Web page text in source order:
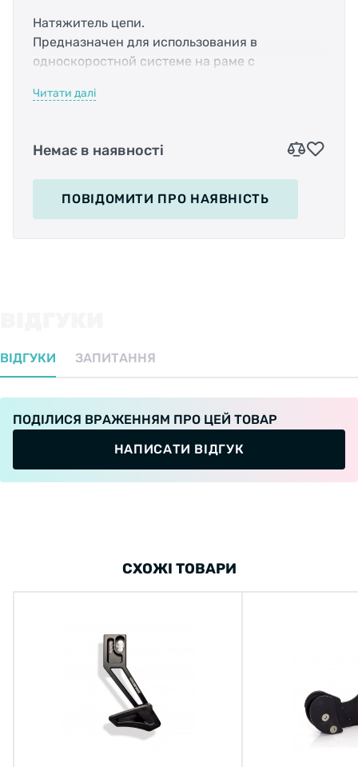
Натяжитель цепи.
Предназначен для использования в
односкоростной системе на раме с
Двухосевой натяжитель эффективно держит
Читати далі
Немає в наявності
ПОВІДОМИТИ ПРО НАЯВНІСТЬ
ВІДГУКИ ЗАПИТАННЯ
ПОДІЛИСЯ ВРАЖЕННЯМ ПРО ЦЕЙ ТОВАР
НАПИСАТИ ВІДГУК
СХОЖІ ТОВАРИ